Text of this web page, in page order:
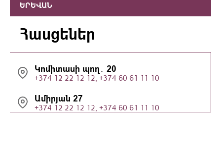
ԵՐԵՎԱՆ
Հասցեներ
Կոմիտասի պող․ 20
+374 12 22 12 12, +374 60 61 11 10
Ամիրյան 27
+374 12 22 12 12, +374 60 61 11 10